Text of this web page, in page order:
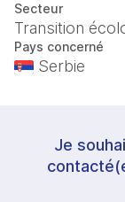
Secteur
Transition
Pays concerné
Serbie
Je